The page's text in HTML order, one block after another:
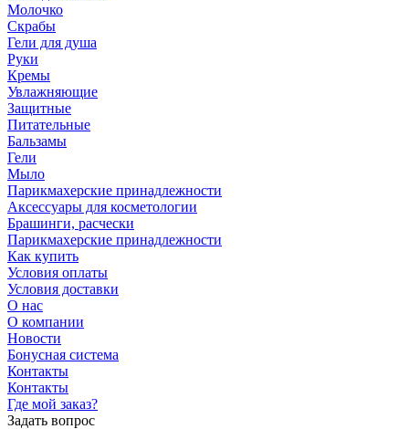
Молочко
Скрабы
Гели для душа
Руки
Кремы
Увлажняющие
Защитные
Питательные
Бальзамы
Гели
Мыло
Парикмахерские принадлежности
Аксессуары для косметологии
Брашинги, расчески
Парикмахерские принадлежности
Как купить
Условия оплаты
Условия доставки
О нас
О компании
Новости
Бонусная система
Контакты
Контакты
Где мой заказ?
Задать вопрос